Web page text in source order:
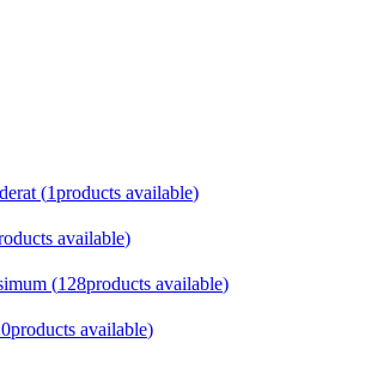
(1products available)
available)
(128products available)
products available)